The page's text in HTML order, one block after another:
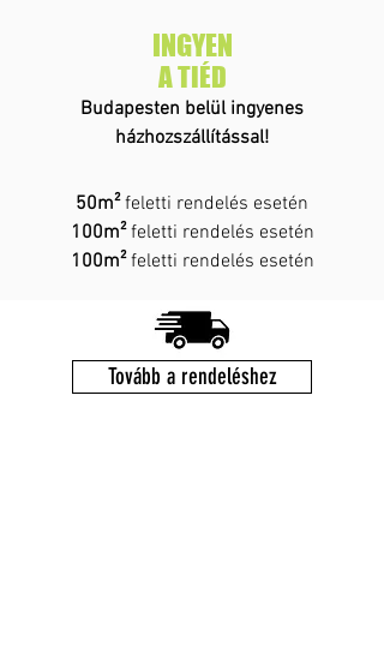
INGYEN
A TIÉD
Budapesten belül ingyenes
házhozszállítással!
50m²feletti rendelés esetén
100m²feletti rendelés esetén
100m²feletti rendelés esetén
Tovább a rendeléshez